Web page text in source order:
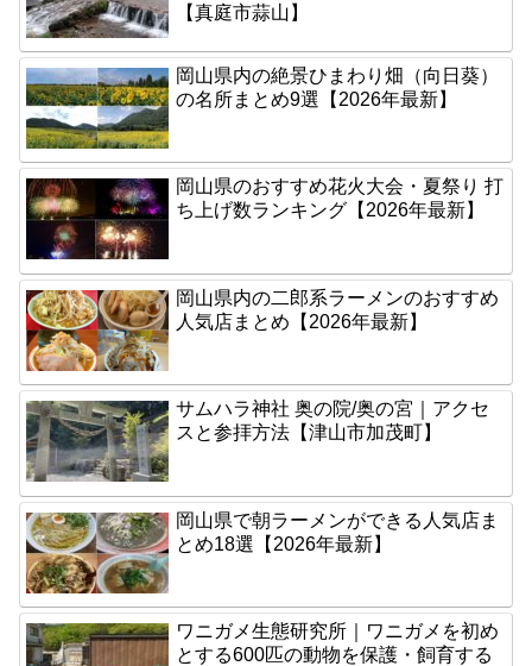
【真庭市蒜山】
岡山県内の絶景ひまわり畑（向日葵）
の名所まとめ9選【2026年最新】
岡山県のおすすめ花火大会・夏祭り 打
ち上げ数ランキング【2026年最新】
岡山県内の二郎系ラーメンのおすすめ
人気店まとめ【2026年最新】
サムハラ神社 奥の院/奥の宮｜アクセ
スと参拝方法【津山市加茂町】
岡山県で朝ラーメンができる人気店ま
とめ18選【2026年最新】
ワニガメ生態研究所｜ワニガメを初め
とする600匹の動物を保護・飼育する